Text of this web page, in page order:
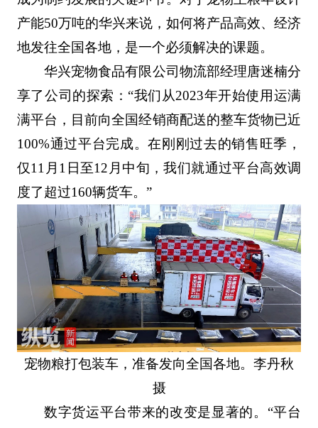
产能50万吨的华兴来说，如何将产品高效、经济
地发往全国各地，是一个必须解决的课题。
华兴宠物食品有限公司物流部经理唐迷楠分
享了公司的探索：“我们从2023年开始使用运满
满平台，目前向全国经销商配送的整车货物已近
100%通过平台完成。在刚刚过去的销售旺季，
仅11月1日至12月中旬，我们就通过平台高效调
度了超过160辆货车。”
宠物粮打包装车，准备发向全国各地。李丹秋
摄
数字货运平台带来的改变是显著的。“平台